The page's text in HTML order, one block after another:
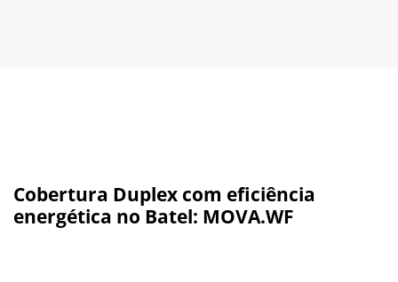
Cobertura Duplex com eficiência
energética no Batel: MOVA.WF